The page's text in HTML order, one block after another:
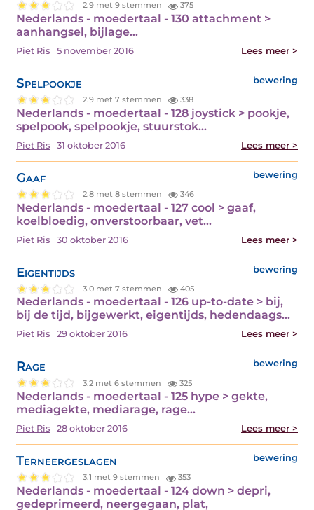
2.9 met 9 stemmen 375
Nederlands - moedertaal - 130 attachment >
aanhangsel, bijlage…
Piet Ris 5 november 2016 Lees meer >
Spelpookje bewering
2.9 met 7 stemmen 338
Nederlands - moedertaal - 128 joystick > pookje,
spelpook, spelpookje, stuurstok…
Piet Ris 31 oktober 2016 Lees meer >
Gaaf bewering
2.8 met 8 stemmen 346
Nederlands - moedertaal - 127 cool > gaaf,
koelbloedig, onverstoorbaar, vet…
Piet Ris 30 oktober 2016 Lees meer >
Eigentijds bewering
3.0 met 7 stemmen 405
Nederlands - moedertaal - 126 up-to-date > bij,
bij de tijd, bijgewerkt, eigentijds, hedendaags…
Piet Ris 29 oktober 2016 Lees meer >
Rage bewering
3.2 met 6 stemmen 325
Nederlands - moedertaal - 125 hype > gekte,
mediagekte, mediarage, rage…
Piet Ris 28 oktober 2016 Lees meer >
Terneergeslagen bewering
3.1 met 9 stemmen 353
Nederlands - moedertaal - 124 down > depri,
gedeprimeerd, neergegaan, plat,